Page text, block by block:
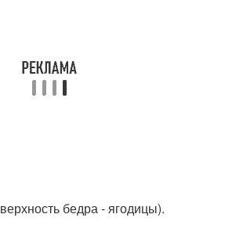
бедра - ягодицы).